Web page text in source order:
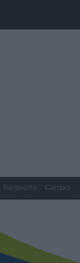
Benavente Cartaxo